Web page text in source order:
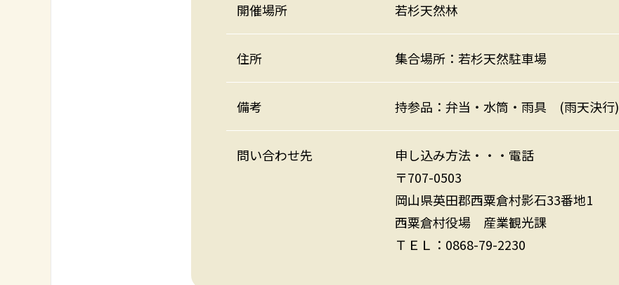
開催場所 若杉天然林
住所 集合場所：若杉天然駐車場
備考 持参品：弁当・水筒・雨具 (雨天決行)
問い合わせ先
申し込み方法・・・電話
〒707-0503
岡山県英田郡西粟倉村影石33番地1
西粟倉村役場 産業観光課
ＴＥＬ：0868-79-2230